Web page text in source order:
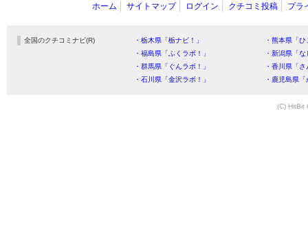
ホーム サイトマップ ログイン クチコミ投稿 プラ
全国のクチコミナビ(R) ・栃木県「栃ナビ！」
・熊本県「
・福島県「ふくラボ！」
・新潟県「
・群馬県「ぐんラボ！」
・香川県「
・石川県「金沢ラボ！」
・鹿児島県
(C) HitBit